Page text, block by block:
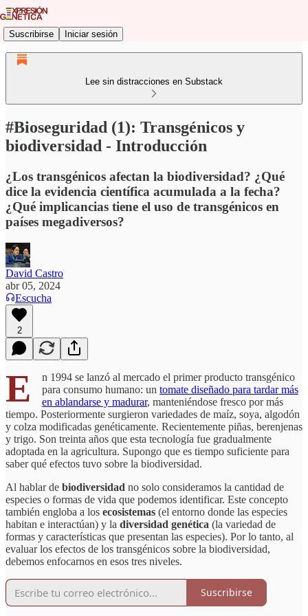
Suscribirse Iniciar sesión
Lee sin distracciones en Substack
#Bioseguridad (1): Transgénicos y
biodiversidad - Introducción
¿Los transgénicos afectan la biodiversidad? ¿Qué
dice la evidencia científica acumulada a la fecha?
¿Qué implicancias tiene el uso de transgénicos en
países megadiversos?
David Castro
abr 05, 2024
Escucha
2
E
n 1994 se lanzó al mercado el primer producto transgénico
para consumo humano: un tomate diseñado para tardar más
en ablandarse y madurar, manteniéndose fresco por más
tiempo. Posteriormente surgieron variedades de maíz, soya, algodón
y colza modificadas genéticamente. Recientemente piñas, berenjenas
y trigo. Son treinta años que esta tecnología fue gradualmente
adoptada en la agricultura. Supongo que es tiempo suficiente para
saber qué efectos tuvo sobre la biodiversidad.
Al hablar de biodiversidad no solo consideramos la cantidad de
especies o formas de vida que podemos identificar. Este concepto
también engloba a los ecosistemas (el entorno donde las especies
habitan e interactúan) y la diversidad genética (la variedad de
formas y características que presentan las especies). Por lo tanto, al
evaluar los efectos de los transgénicos sobre la biodiversidad,
debemos enfocarnos en esos tres niveles.
Suscribirse